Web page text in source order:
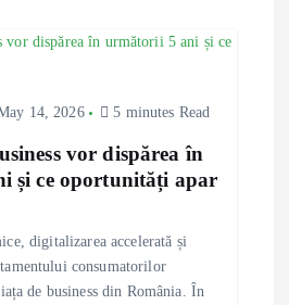
14, 2026 5 minutes Read
vor dispărea în
și ce oportunități apar
digitalizarea accelerată și
consumatorilor
de business din România. În